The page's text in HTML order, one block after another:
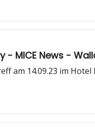
- MICE News -
am 14.09.23 im